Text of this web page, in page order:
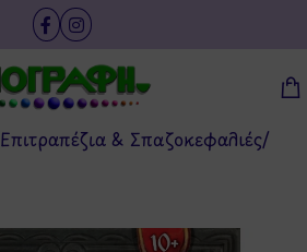
Επιτραπέζια & Σπαζοκεφαλιές/